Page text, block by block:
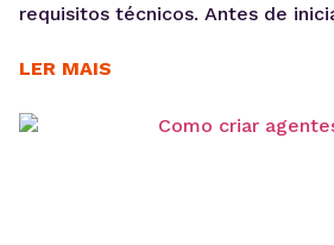
requisitos técnicos. Antes de
casos de uso e como a
OpenClaw centraliza a criação e
LER MAIS